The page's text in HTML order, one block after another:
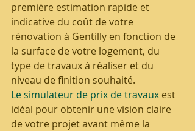
première estimation rapide et
indicative du coût de votre
rénovation à Gentilly en fonction de
la surface de votre logement, du
type de travaux à réaliser et du
niveau de finition souhaité.
Le simulateur de prix de travaux est
idéal pour obtenir une vision claire
de votre projet avant même la